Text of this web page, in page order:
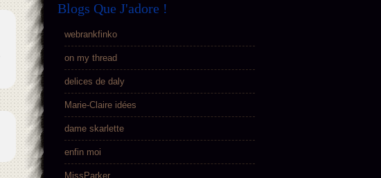
Blogs Que J'adore !
webrankfinko
on my thread
delices de daly
Marie-Claire idées
dame skarlette
enfin moi
MissParker